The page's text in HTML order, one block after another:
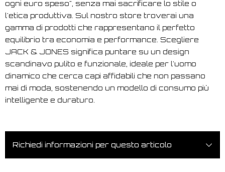
ogni euro speso", senza mai sacrificare lo stile o
l'etica produttiva. Sul nostro store troverai una
gamma di prodotti che rappresentano il perfetto
equilibrio tra economia e performance. Scegliere
JACK & JONES significa puntare su un design
scandinavo pulito e funzionale, ideale per l'uomo
dinamico che cerca capi affidabili che non passano
mai di moda, sostenendo un modello di consumo più
intelligente e duraturo.
Richiedi informazioni per questo articolo